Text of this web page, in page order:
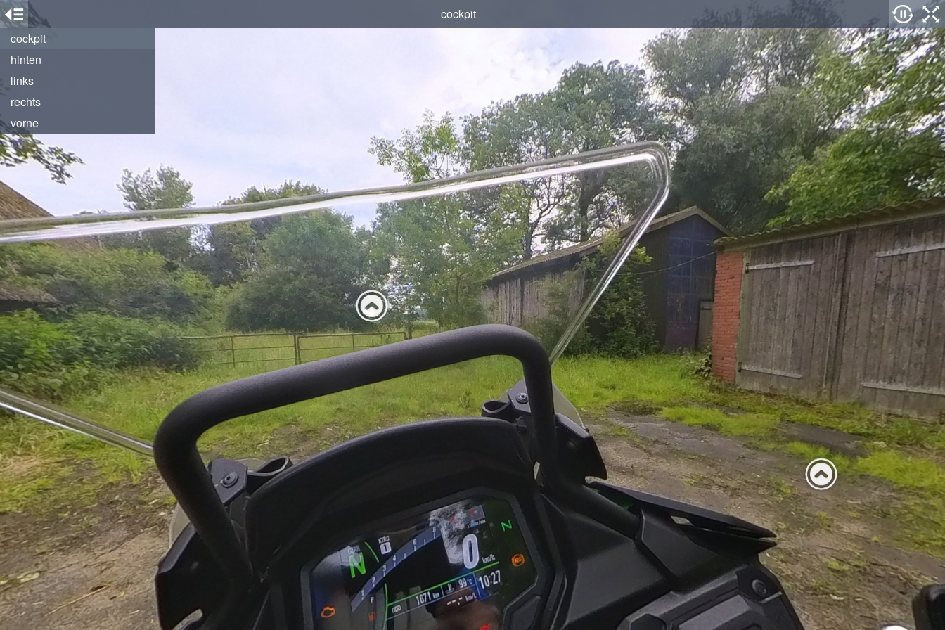
cockpit
hinten
links
rechts
vorne
cockpit